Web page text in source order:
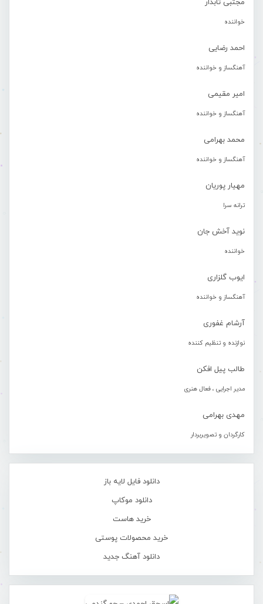
مجتبی تابدار
خواننده
احمد رضایی
آهنگساز و خواننده
امیر مقیمی
آهنگساز و خواننده
محمد بهرامی
آهنگساز و خواننده
مهیار پوریان
ترانه سرا
نوید آخش جان
خواننده
ایوب گلزاری
آهنگساز و خواننده
آرشام غفوری
نوازنده و تنظیم کننده
طالب پیل افکن
مدیر اجرایی ، فعال هنری
مهدی بهرامی
کارگردان و تصویربردار
دانلود فایل لایه باز
دانلود موکاپ
خرید هاست
خرید محصولات پوستی
دانلود آهنگ جدید